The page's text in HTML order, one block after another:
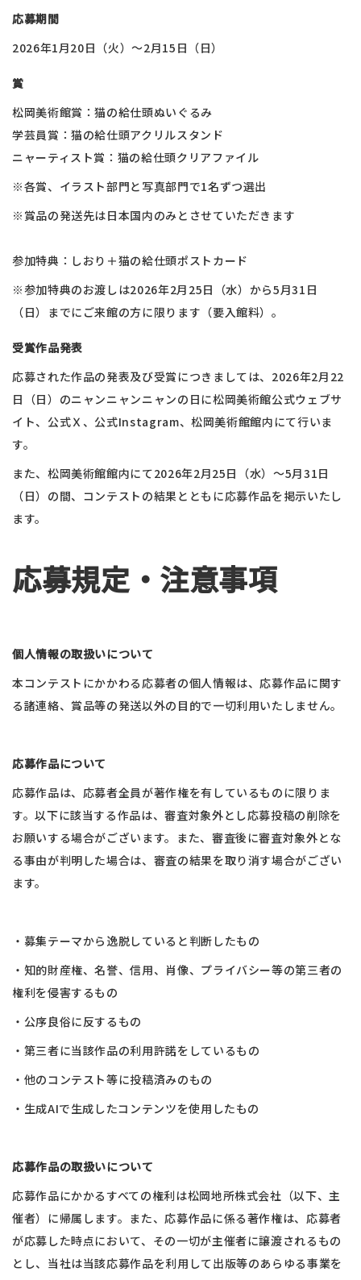
応募期間
2026年1月20日（火）～2月15日（日）
賞
松岡美術館賞：猫の給仕頭ぬいぐるみ​
学芸員賞：猫の給仕頭アクリルスタンド​
ニャーティスト賞：猫の給仕頭クリアファイル
※各賞、イラスト部門と写真部門で1名ずつ選出
※賞品の発送先は日本国内のみとさせていただきます
参加特典：しおり＋猫の給仕頭ポストカード
※参加特典のお渡しは2026年2月25日（水）から5月31日
（日）までにご来館の方に限ります（要入館料）。
受賞作品発表
応募された作品の発表及び受賞につきましては、2026年2月22
日（日）のニャンニャンニャンの日に松岡美術館公式ウェブサ
イト、公式Ｘ、公式Instagram、松岡美術館館内にて行いま
す。​
また、松岡美術館館内にて2026年2月25日（水）～5月31日
（日）の間、コンテストの結果とともに応募作品を掲示いたし
ます。
応募規定・注意事項
個人情報の取扱いについて
本コンテストにかかわる応募者の個人情報は、応募作品に関す
る諸連絡、賞品等の発送以外の目的で一切利用いたしません。​
応募作品について
応募作品は、応募者全員が著作権を有しているものに限りま
す。以下に該当する作品は、審査対象外とし応募投稿の削除を
お願いする場合がございます。また、審査後に審査対象外とな
る事由が判明した場合は、審査の結果を取り消す場合がござい
ます。​
・募集テーマから逸脱していると判断したもの​
・知的財産権、名誉、信用、肖像、プライバシー等の第三者の
権利を侵害するもの​
・公序良俗に反するもの​
・第三者に当該作品の利用許諾をしているもの​
・他のコンテスト等に投稿済みのもの​
・生成AIで生成したコンテンツを使用したもの​
応募作品の取扱いについて
応募作品にかかるすべての権利は松岡地所株式会社（以下、主
催者）に帰属します。また、応募作品に係る著作権は、応募者
が応募した時点において、その一切が主催者に譲渡されるもの
とし、当社は当該応募作品を利用して出版等のあらゆる事業を